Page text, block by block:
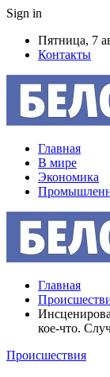
Sign in
Пятница, 7
Контакты
Главная
В мире
Экономика
Главная
кое-что.
Происшествия